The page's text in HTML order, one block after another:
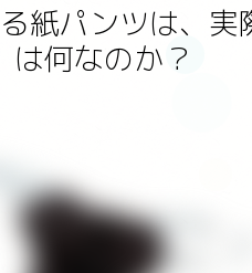
紙パンツは、
は何なのか？